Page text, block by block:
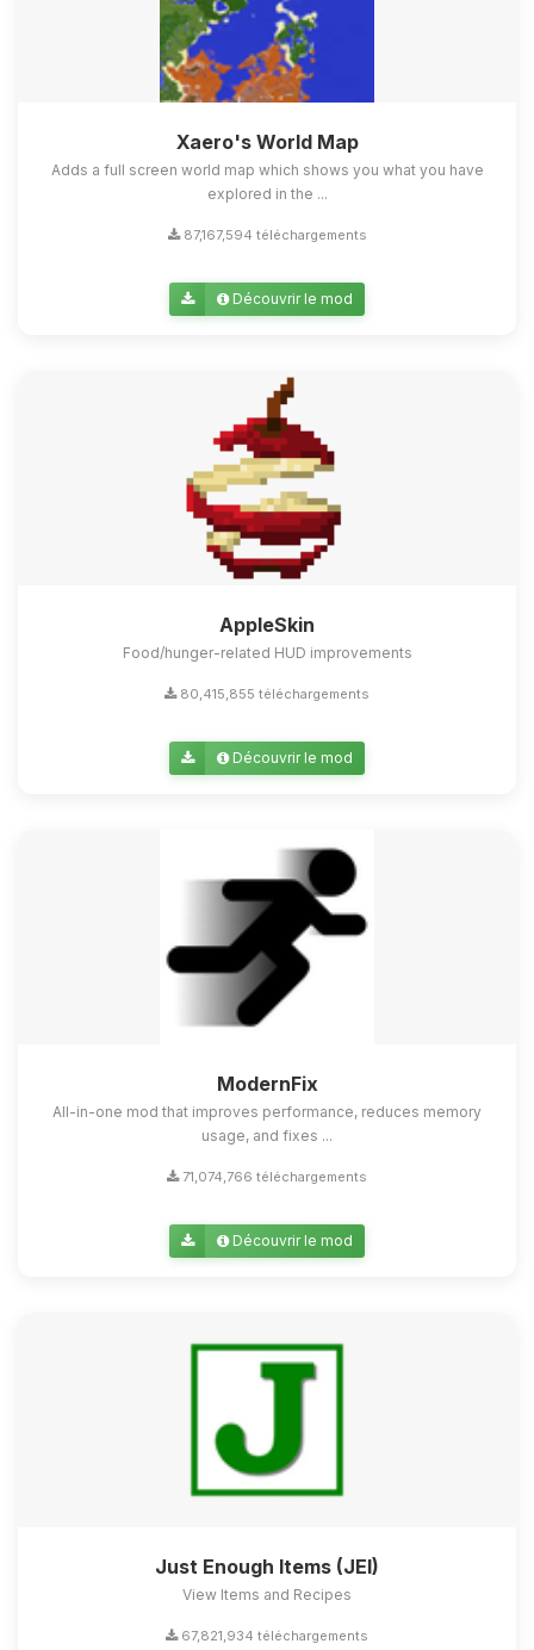
Xaero's World Map
Adds a full screen world map which shows you what you have
explored in the ...
87,167,594 téléchargements
Découvrir le mod
AppleSkin
Food/hunger-related HUD improvements
80,415,855 téléchargements
Découvrir le mod
ModernFix
All-in-one mod that improves performance, reduces memory
usage, and fixes ...
71,074,766 téléchargements
Découvrir le mod
Just Enough Items (JEI)
View Items and Recipes
67,821,934 téléchargements